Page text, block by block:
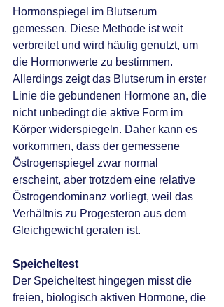
Hormonspiegel im Blutserum
gemessen. Diese Methode ist weit
verbreitet und wird häufig genutzt, um
die Hormonwerte zu bestimmen.
Allerdings zeigt das Blutserum in erster
Linie die gebundenen Hormone an, die
nicht unbedingt die aktive Form im
Körper widerspiegeln. Daher kann es
vorkommen, dass der gemessene
Östrogenspiegel zwar normal
erscheint, aber trotzdem eine relative
Östrogendominanz vorliegt, weil das
Verhältnis zu Progesteron aus dem
Gleichgewicht geraten ist.
Speicheltest
Der Speicheltest hingegen misst die
freien, biologisch aktiven Hormone, die